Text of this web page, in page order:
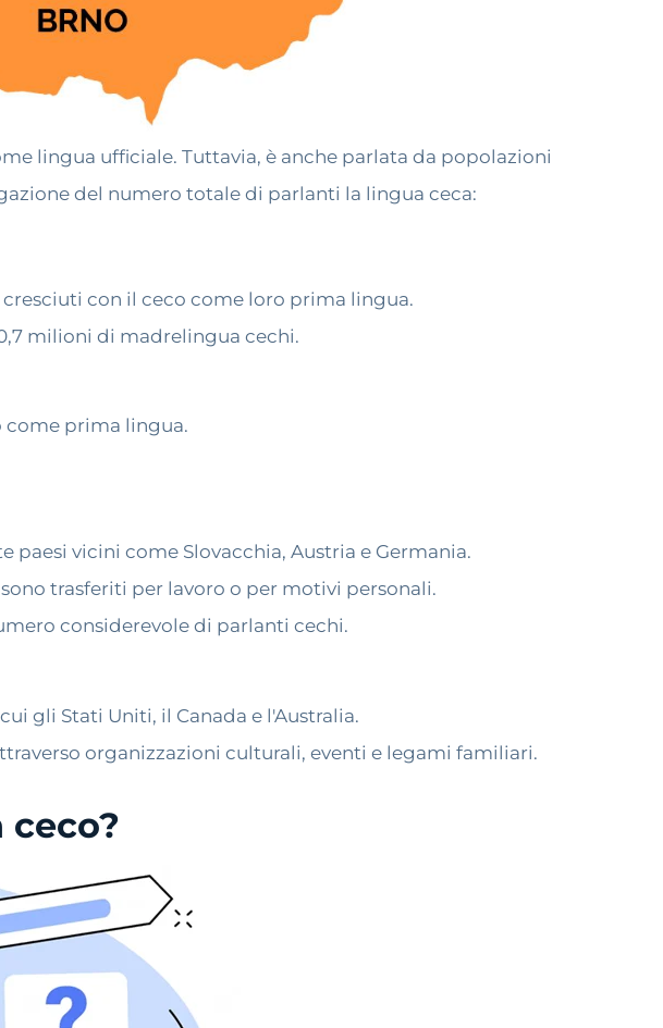
lingua ufficiale. Tuttavia, è anche parlata da popolazioni
del numero totale di parlanti la lingua ceca:
con il ceco come loro prima lingua.
milioni di madrelingua cechi.
come prima lingua.
vicini come Slovacchia, Austria e Germania.
trasferiti per lavoro o per motivi personali.
considerevole di parlanti cechi.
gli Stati Uniti, il Canada e l'Australia.
organizzazioni culturali, eventi e legami familiari.